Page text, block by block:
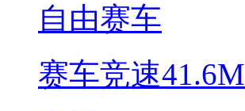
自由赛车
赛车竞速41.6M